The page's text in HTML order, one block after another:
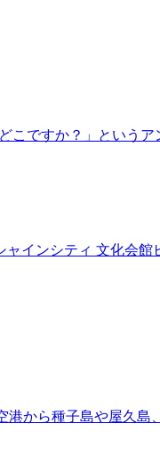
こですか？」という
インシティ 文化会館
から種子島や屋久島